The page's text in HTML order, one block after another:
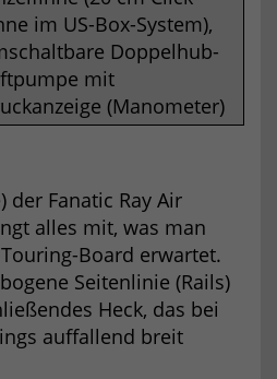
im US-Box-System),
Doppelhub-
mit
(Manometer)
der Fanatic Ray Air
alles mit, was man
Board erwartet.
Seitenlinie (Rails)
Heck, das bei
auffallend breit